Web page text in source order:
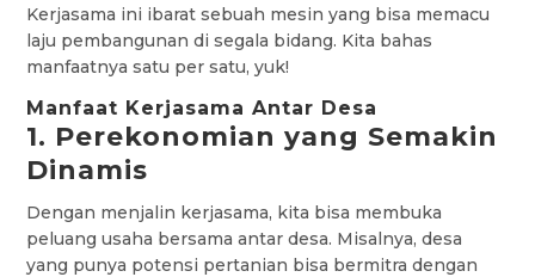
Kerjasama ini ibarat sebuah mesin yang bisa memacu
laju pembangunan di segala bidang. Kita bahas
manfaatnya satu per satu, yuk!
Manfaat Kerjasama Antar Desa
1. Perekonomian yang Semakin
Dinamis
Dengan menjalin kerjasama, kita bisa membuka
peluang usaha bersama antar desa. Misalnya, desa
yang punya potensi pertanian bisa bermitra dengan